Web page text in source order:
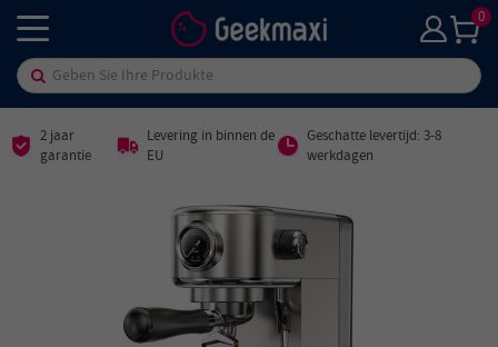
0
2 jaar
garantie
Levering in binnen de
EU
Geschatte levertijd: 3-8
werkdagen